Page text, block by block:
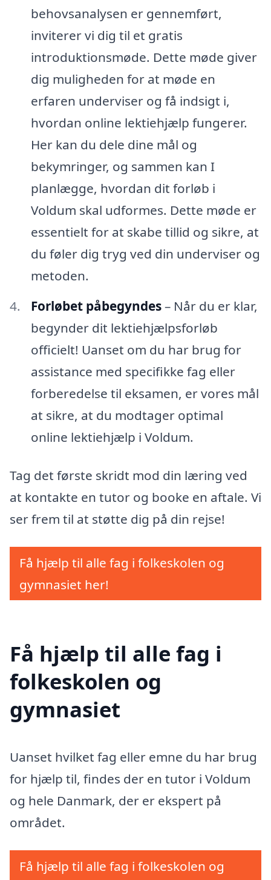
behovsanalysen er gennemført,
inviterer vi dig til et gratis
introduktionsmøde. Dette møde giver
dig muligheden for at møde en
erfaren underviser og få indsigt i,
hvordan online lektiehjælp fungerer.
Her kan du dele dine mål og
bekymringer, og sammen kan I
planlægge, hvordan dit forløb i
Voldum skal udformes. Dette møde er
essentielt for at skabe tillid og sikre, at
du føler dig tryg ved din underviser og
metoden.
Forløbet påbegyndes– Når du er klar,
begynder dit lektiehjælpsforløb
officielt! Uanset om du har brug for
assistance med specifikke fag eller
forberedelse til eksamen, er vores mål
at sikre, at du modtager optimal
online lektiehjælp i Voldum.
Tag det første skridt mod din læring ved
at kontakte en tutor og booke en aftale. Vi
ser frem til at støtte dig på din rejse!
Få hjælp til alle fag i folkeskolen og
gymnasiet her!
Få hjælp til alle fag i
folkeskolen og
gymnasiet
Uanset hvilket fag eller emne du har brug
for hjælp til, findes der en tutor i Voldum
og hele Danmark, der er ekspert på
området.
Få hjælp til alle fag i folkeskolen og